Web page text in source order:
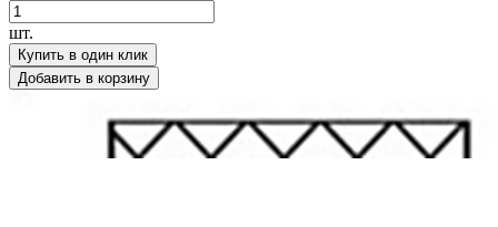
шт.
Купить в один клик
Добавить в корзину